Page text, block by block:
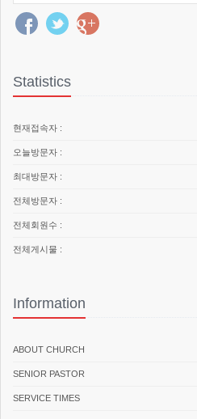
이용자 : "사이트"에 접속하여
하는 무료서비스를 받는 이용
정이 없는 한 등록절차에 따
관에 동의한 것으로 간주됩
하며 변경된 약관에 동의하
이용계약은 서비스 이용희망
청에 대하여 교회가 승낙을
이용자에 가입하여 무료 서비
회가 제시하는 소정의 가입신
온라인 가입 신청 양식에 기
데이터인 것으로 간주하며 실
용의 제한을 받을 수 있습니다.
제3조 개인정보의 수집 및 이용목적
단, 이용자의 기본적 인권 침
정보(인종 및 민족, 사상 및
니다.
본 사이트는 회원가입, 상담, 서비스
수집항목 : 이름 , 생년월일 ,
록번호 , 접속 로그 , 접속 IP
개인정보 수집방법 : 홈페이지
Statistics
현재접속자 :
오늘방문자 :
최대방문자 :
전체방문자 :
전체회원수 :
전체게시물 :
Information
ABOUT CHURCH
SENIOR PASTOR
SERVICE TIMES